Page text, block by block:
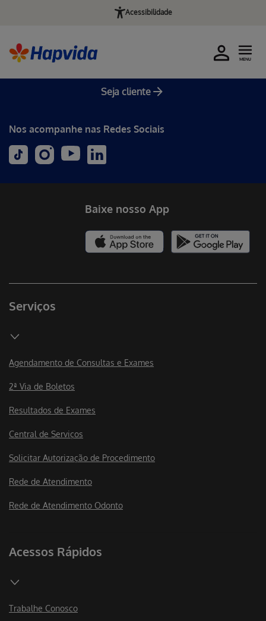
Acessibilidade
Seja cliente
MENU
Nos acompanhe nas Redes Sociais
Serviços
Agendamento de Consultas e Exames
2ª Via de Boletos
Resultados de Exames
Central de Serviços
Solicitar Autorização de Procedimento
Rede de Atendimento
Rede de Atendimento Odonto
Acessos Rápidos
Trabalhe Conosco
Baixe nosso App